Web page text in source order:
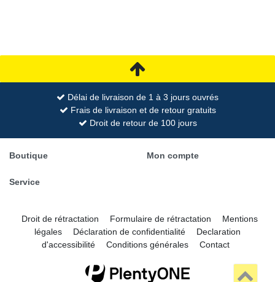
Délai de livraison de 1 à 3 jours ouvrés
Frais de livraison et de retour gratuits
Droit de retour de 100 jours
Boutique Mon compte
Service
Droit de rétractation Formulaire de rétractation
Mentions
légales
Déclaration de confidentialité
Declaration
d'accessibilité
Conditions générales Contact